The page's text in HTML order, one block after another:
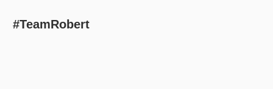
#TeamRobert